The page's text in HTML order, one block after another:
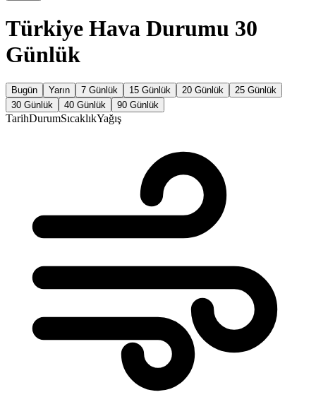
Türkiye Hava Durumu 30
Günlük
Bugün Yarın 7 Günlük 15 Günlük 20 Günlük
25 Günlük
30 Günlük
40 Günlük 90 Günlük
TarihDurumSıcaklıkYağış